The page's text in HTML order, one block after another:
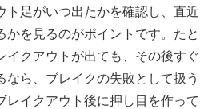
ト足がいつ出たかを確認し、直近
かを見るのがポイントです。たと
イクアウトが出ても、その後すぐ
なら、ブレイクの失敗として扱う
レイクアウト後に押し目を作って